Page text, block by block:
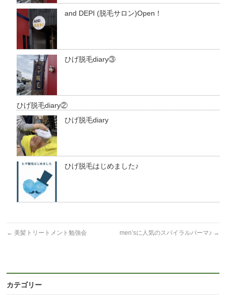
and DEPI (脱毛サロン)Open！
ひげ脱毛diary③
ひげ脱毛diary②
ひげ脱毛diary
ひげ脱毛はじめました♪
← 美髪トリートメント勉強会 men’sに人気のスパイラルパーマ♪ →
カテゴリー